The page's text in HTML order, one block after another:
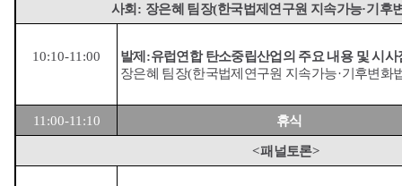
사회 : 장은혜 팀장(한국법제연구원 지속가능·기후
10:10-11:00 발제 :유럽연합 탄소중립산업의 주요 내용 및 시사
장은혜 팀장(한국법제연구원 지속가능·기후변화
11:00-11:10 휴식
<패널토론>